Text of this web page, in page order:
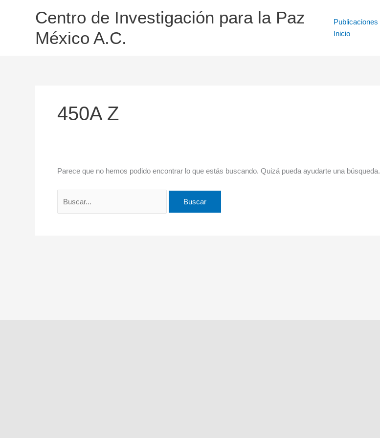
Centro de Investigación para la Paz
México A.C.
Publicaciones
Inicio
450A Z
Parece que no hemos podido encontrar lo que estás buscando. Quizá pueda ayudarte una búsqueda.
por: